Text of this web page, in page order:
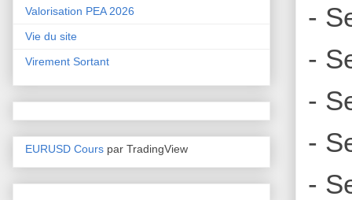
-
-
-
-
-
Valorisation PEA 2026
Vie du site
Virement Sortant
EURUSD Cours par TradingView